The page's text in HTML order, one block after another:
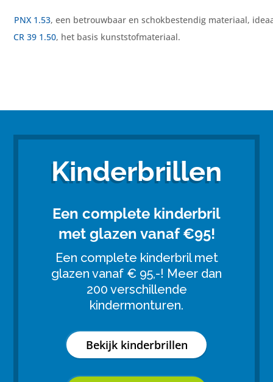
PNX 1.53, een betrouwbaar en schokbestendig materiaal,
CR 39 1.50, het basis kunststofmateriaal.
Kinderbrillen
Een complete kinderbril
met glazen vanaf €95!
Een complete kinderbril met
glazen vanaf € 95,-! Meer dan
200 verschillende
kindermonturen.
Bekijk kinderbrillen